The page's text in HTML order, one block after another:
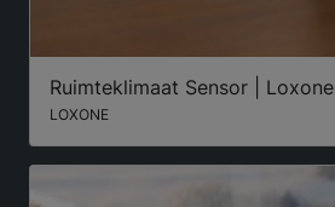
Ruimteklimaat Sensor | Loxone
LOXONE